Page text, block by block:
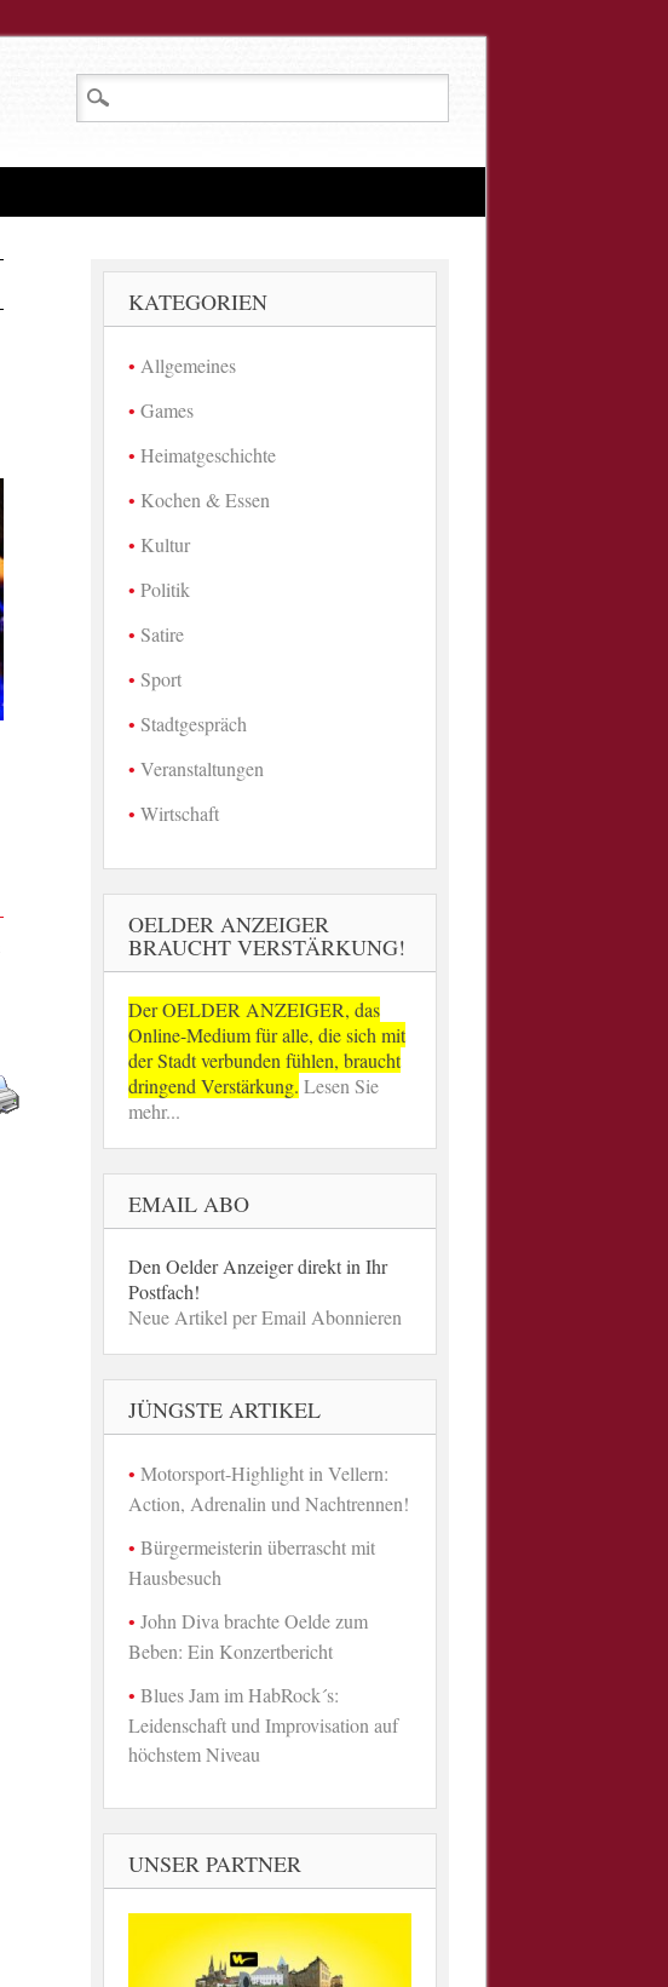
KATEGORIEN
Allgemeines
Games
Heimatgeschichte
Kochen & Essen
Kultur
Politik
Satire
Sport
Stadtgespräch
Veranstaltungen
Wirtschaft
OELDER ANZEIGER
BRAUCHT VERSTÄRKUNG!
Der OELDER ANZEIGER, das
Online-Medium für alle, die sich mit
der Stadt verbunden fühlen, braucht
dringend Verstärkung. Lesen Sie
mehr...
EMAIL ABO
Den Oelder Anzeiger direkt in Ihr
Postfach!
Neue Artikel per Email Abonnieren
JÜNGSTE ARTIKEL
Motorsport-Highlight in Vellern:
Action, Adrenalin und Nachtrennen!
Bürgermeisterin überrascht mit
Hausbesuch
John Diva brachte Oelde zum
Beben: Ein Konzertbericht
Blues Jam im HabRock´s:
Leidenschaft und Improvisation auf
höchstem Niveau
UNSER PARTNER